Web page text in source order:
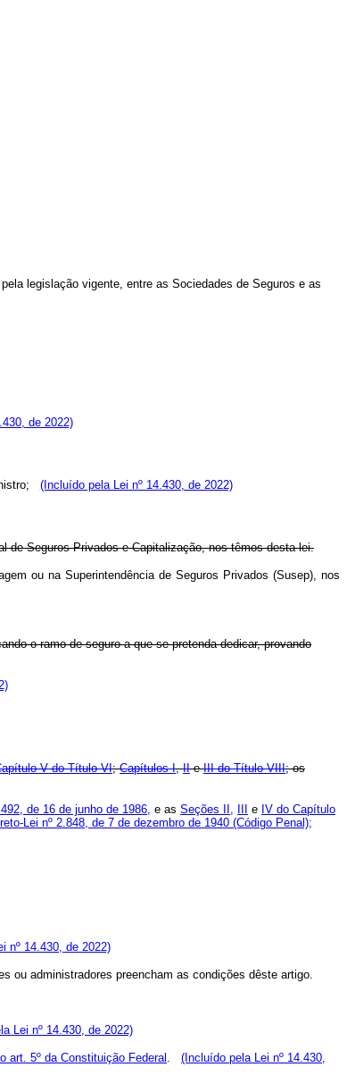
legislação vigente, entre as Sociedades de Seguros e as
de 2022)
(Incluído pela Lei nº 14.430, de 2022)
de Seguros Privados e Capitalização, nos têmos desta lei.
ou na Superintendência de Seguros Privados (Susep), nos
o ramo de seguro a que se pretenda dedicar, provando
V do Título VI;Capítulos I,IIeIII do Título VIII; os
de 16 de junho de 1986, e as Seções II, e IV do Capítulo
Lei nº 2.848, de 7 de dezembro de 1940 (Código Penal);
nº 14.430, de 2022)
ou administradores preencham as condições dêste artigo.
Lei nº 14.430, de 2022)
art. 5º da Constituição Federal. (Incluído pela Lei nº 14.430,